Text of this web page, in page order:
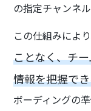
の指定チャンネ
この仕組みによ
ことなく、チ
情報を把握で
ボーディングの